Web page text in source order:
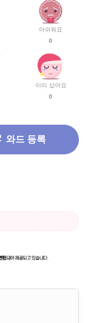
아쉬워요
0
이미 샀어요
0
와드 등록